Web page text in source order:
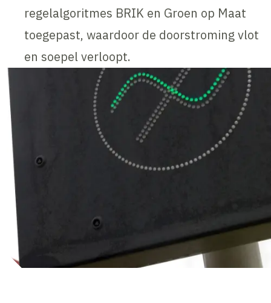
regelalgoritmes BRIK en Groen op Maat
toegepast, waardoor de doorstroming vlot
en soepel verloopt.